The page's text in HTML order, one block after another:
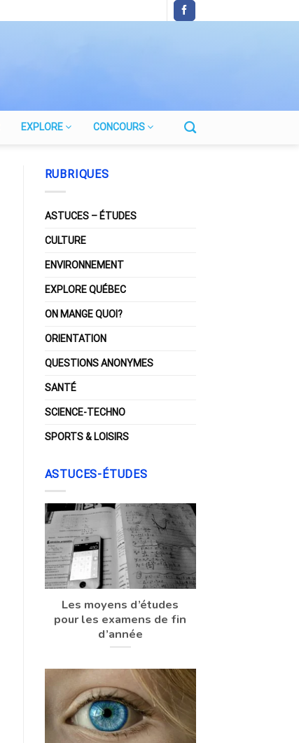
EXPLORE CONCOURS
RUBRIQUES
ASTUCES – ÉTUDES
CULTURE
ENVIRONNEMENT
EXPLORE QUÉBEC
ON MANGE QUOI?
ORIENTATION
QUESTIONS ANONYMES
SANTÉ
SCIENCE-TECHNO
SPORTS & LOISIRS
ASTUCES-ÉTUDES
Les moyens d’études
pour les examens de fin
d’année